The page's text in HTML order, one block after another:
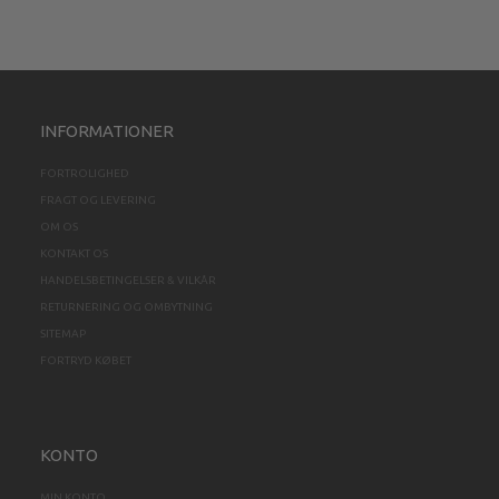
INFORMATIONER
FORTROLIGHED
FRAGT OG LEVERING
OM OS
KONTAKT OS
HANDELSBETINGELSER & VILKÅR
RETURNERING OG OMBYTNING
SITEMAP
FORTRYD KØBET
KONTO